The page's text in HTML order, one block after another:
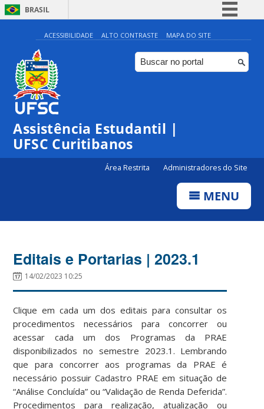
BRASIL
Simplifique!
Comunica BR
Participe
ACESSIBILIDADE ALTO CONTRASTE MAPA DO SITE
Assistência Estudantil |
UFSC Curitibanos
Área Restrita Administradores do Site
MENU
Editais e Portarias | 2023.1
14/02/2023 10:25
Clique em cada um dos editais para consultar os
procedimentos necessários para concorrer ou
acessar cada um dos Programas da PRAE
disponibilizados no semestre 2023.1. Lembrando
que para concorrer aos programas da PRAE é
necessário possuir Cadastro PRAE em situação de
“Análise Concluída” ou “Validação de Renda Deferida”.
Procedimentos para realização, atualização ou